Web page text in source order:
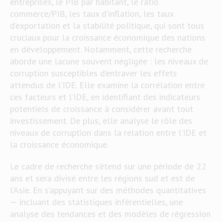
commerce/PIB, les taux d’inflation, les taux
d’exportation et la stabilité politique, qui sont tous
cruciaux pour la croissance économique des nations
en développement. Notamment, cette recherche
aborde une lacune souvent négligée : les niveaux de
corruption susceptibles d’entraver les effets
attendus de l’IDE. Elle examine la corrélation entre
ces facteurs et l’IDE, en identifiant des indicateurs
potentiels de croissance à considérer avant tout
investissement. De plus, elle analyse le rôle des
niveaux de corruption dans la relation entre l’IDE et
la croissance économique.
Le cadre de recherche s’étend sur une période de 22
ans et sera divisé entre les régions sud et est de
l’Asie. En s’appuyant sur des méthodes quantitatives
— incluant des statistiques inférentielles, une
analyse des tendances et des modèles de régression